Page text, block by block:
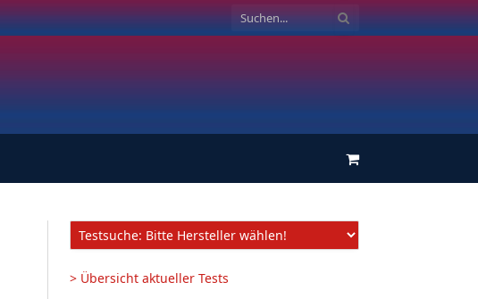
Einkaufswagen
> Übersicht aktueller Tests